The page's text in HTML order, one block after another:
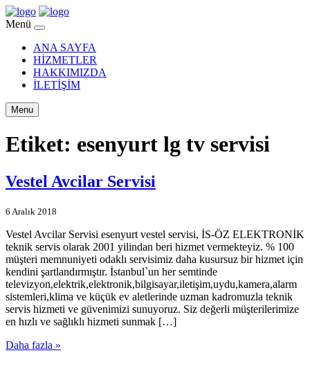
Menü
ANA SAYFA
HİZMETLER
HAKKIMIZDA
İLETİŞİM
Menu
Etiket: esenyurt lg tv servisi
Vestel Avcilar Servisi
6 Aralık 2018
Vestel Avcilar Servisi esenyurt vestel servisi, İS-ÖZ ELEKTRONİK
teknik servis olarak 2001 yilindan beri hizmet vermekteyiz. % 100
müşteri memnuniyeti odaklı servisimiz daha kusursuz bir hizmet için
kendini şartlandırmıştır. İstanbul`un her semtinde
televizyon,elektrik,elektronik,bilgisayar,iletişim,uydu,kamera,alarm
sistemleri,klima ve küçük ev aletlerinde uzman kadromuzla teknik
servis hizmeti ve güvenimizi sunuyoruz. Siz değerli müşterilerimize
en hızlı ve sağlıklı hizmeti sunmak […]
Daha fazla »